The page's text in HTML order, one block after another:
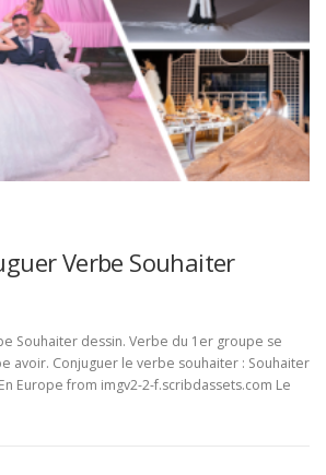
Verbe Souhaiter
Souhaiter dessin. Verbe du 1er groupe se
avoir. Conjuguer le verbe souhaiter : Souhaiter
Europe from imgv2-2-f.scribdassets.com Le